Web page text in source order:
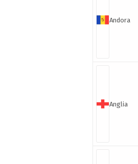
Andora
Anglia